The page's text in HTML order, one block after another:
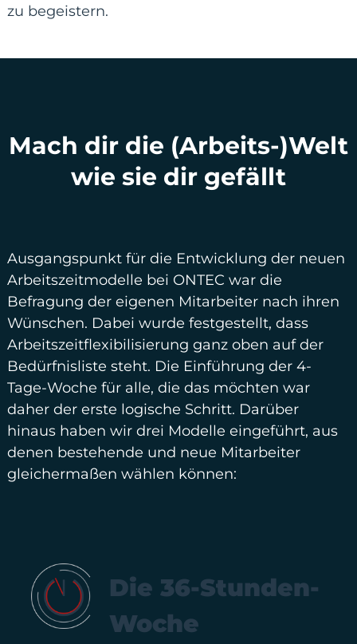
zu begeistern.
Mach dir die (Arbeits-)Welt
wie sie dir gefällt
Ausgangspunkt für die Entwicklung der neuen
Arbeitszeitmodelle bei ONTEC war die
Befragung der eigenen Mitarbeiter nach ihren
Wünschen. Dabei wurde festgestellt, dass
Arbeitszeitflexibilisierung ganz oben auf der
Bedürfnisliste steht. Die Einführung der 4-
Tage-Woche für alle, die das möchten war
daher der erste logische Schritt. Darüber
hinaus haben wir drei Modelle eingeführt, aus
denen bestehende und neue Mitarbeiter
gleichermaßen wählen können:
Die 36-Stunden-
Woche